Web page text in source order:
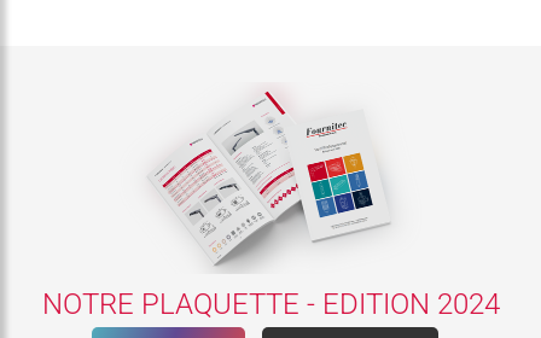
NOTRE PLAQUETTE - EDITION 2024